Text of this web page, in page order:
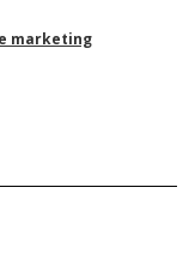
marketing